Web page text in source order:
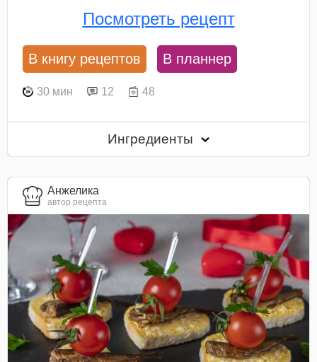
Посмотреть рецепт
В книгу рецептов В планнер
30 мин 12 48
Ингредиенты
Анжелика
автор рецепта